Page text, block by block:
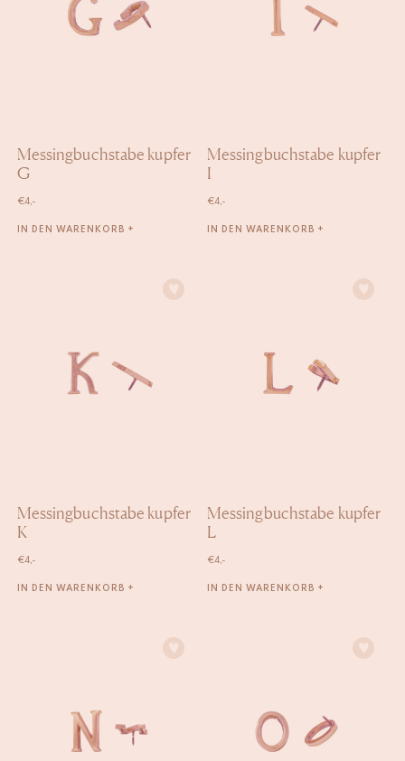
Messingbuchstabe kupfer
G
€4,-
IN DEN WARENKORB +
Messingbuchstabe kupfer
I
€4,-
IN DEN WARENKORB +
Messingbuchstabe kupfer
K
€4,-
IN DEN WARENKORB +
Messingbuchstabe kupfer
L
€4,-
IN DEN WARENKORB +